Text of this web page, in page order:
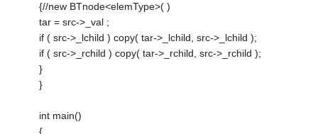
{//new BTnode<elemType>( )
tar = src->_val ;
if ( src->_lchild ) copy( tar->_lchild, src->_lchild );
if ( src->_rchild ) copy( tar->_rchild, src->_rchild );
}
}
int main()
{